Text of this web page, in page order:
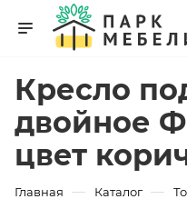
Кресло
двойное
цвет
Главная — Каталог —